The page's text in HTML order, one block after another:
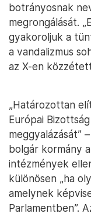
botrányosnak
megrongálását.
gyakoroljuk a
a vandalizmus
az X-en
„Határozottan
Európai
meggyalázását”
bolgár kormány
intézmények
különösen „ha
amelynek
Parlamentben”.